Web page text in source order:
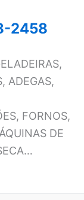
2458
ADEGAS,
FORNOS,
DE